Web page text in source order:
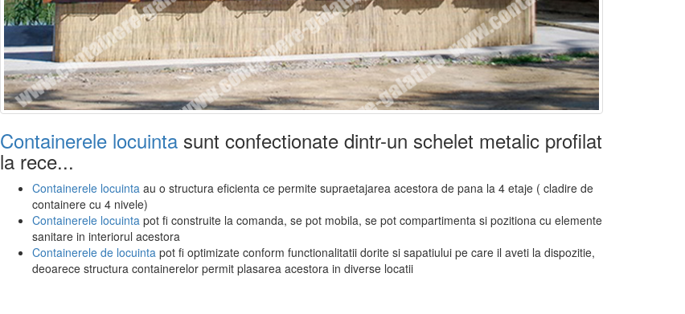
Containerele locuinta sunt confectionate dintr-un schelet metalic profilat
la rece...
Containerele locuinta au o structura eficienta ce permite supraetajarea acestora de pana la 4 etaje ( cladire de
containere cu 4 nivele)
Containerele locuinta pot fi construite la comanda, se pot mobila, se pot compartimenta si pozitiona cu elemente
sanitare in interiorul acestora
Containerele de locuinta pot fi optimizate conform functionalitatii dorite si sapatiului pe care il aveti la dispozitie,
deoarece structura containerelor permit plasarea acestora in diverse locatii